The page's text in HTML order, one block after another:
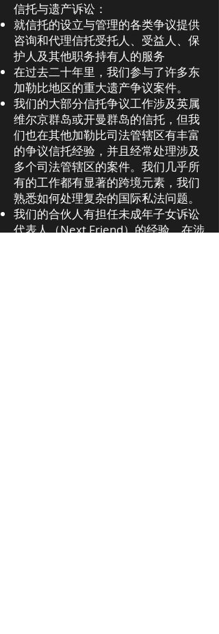
信托与遗产诉讼：
就信托的设立与管理的各类争议提供
咨询和代理信托受托人、受益人、保
护人及其他职务持有人的服务
在过去二十年里，我们参与了许多东
加勒比地区的重大遗产争议案件。
我们的大部分信托争议工作涉及英属
维尔京群岛或开曼群岛的信托，但我
们也在其他加勒比司法管辖区有丰富
的争议信托经验，并且经常处理涉及
多个司法管辖区的案件。我们几乎所
有的工作都有显著的跨境元素，我们
熟悉如何处理复杂的国际私法问题。
我们的合伙人有担任未成年子女诉讼
代表人（Next Friend）的经验，在涉